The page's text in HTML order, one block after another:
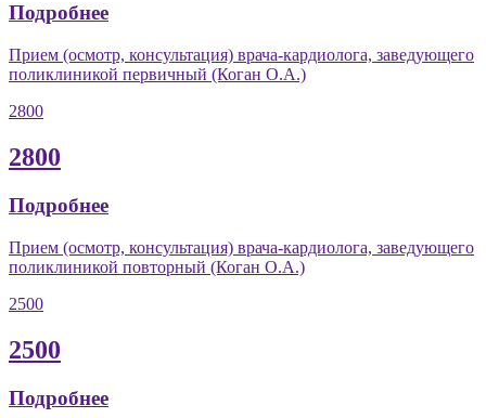
Подробнее
Прием (осмотр, консультация) врача-кардиолога, заведующего
поликлиникой первичный (Коган О.А.)
2800
2800
Подробнее
Прием (осмотр, консультация) врача-кардиолога, заведующего
поликлиникой повторный (Коган О.А.)
2500
2500
Подробнее